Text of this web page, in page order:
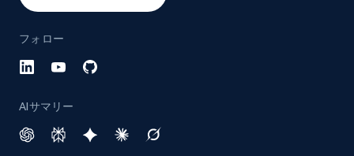
フォロー
AIサマリー